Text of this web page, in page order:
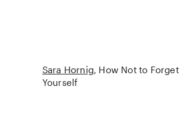
Sara Hornig How Not to Forget
Yourself